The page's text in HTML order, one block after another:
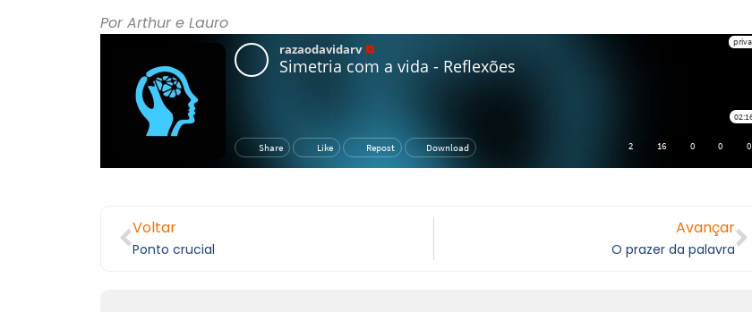
Por Arthur e Lauro
Voltar
Ponto crucial
Avançar
O prazer da palavra